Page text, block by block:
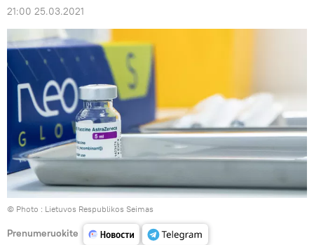
21:00 25.03.2021
© Photo : Lietuvos Respublikos Seimas
Prenumeruokite